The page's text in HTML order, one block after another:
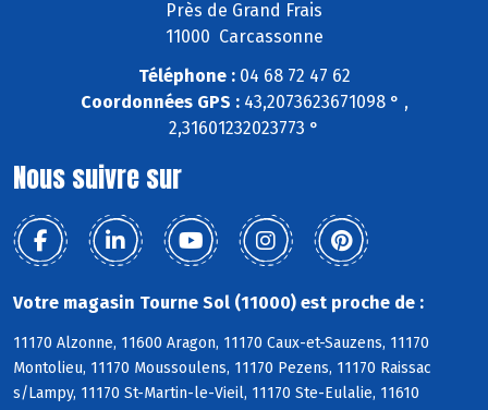
Près de Grand Frais
11000 Carcassonne
Téléphone :04 68 72 47 62
Coordonnées GPS :43,2073623671098 ° ,
2,31601232023773 °
Nous suivre sur
Votre magasin Tourne Sol (11000) est proche de :
11170 Alzonne, 11600 Aragon, 11170 Caux-et-Sauzens, 11170
Montolieu, 11170 Moussoulens, 11170 Pezens, 11170 Raissac
s/Lampy, 11170 St-Martin-le-Vieil, 11170 Ste-Eulalie, 11610